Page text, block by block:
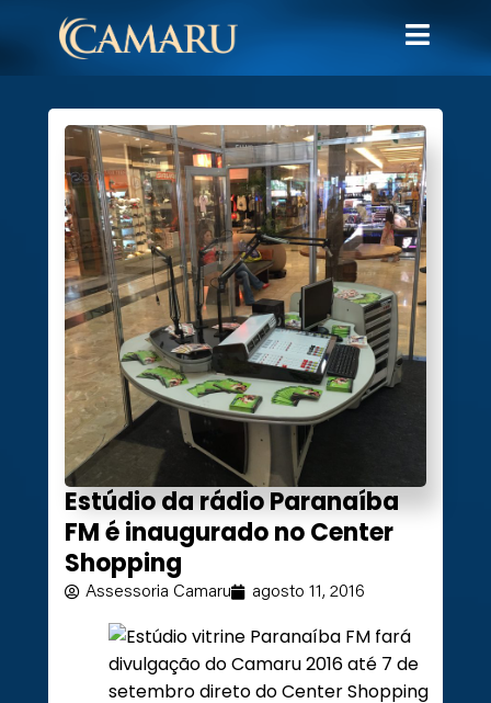
Estúdio da rádio Paranaíba
FM é inaugurado no Center
Shopping
Assessoria Camaru agosto 11, 2016